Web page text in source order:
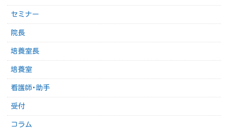
セミナー
院長
培養室長
培養室
看護師･助手
受付
コラム